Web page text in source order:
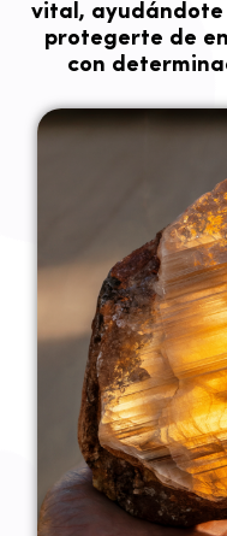
vital,
protegerte de
con